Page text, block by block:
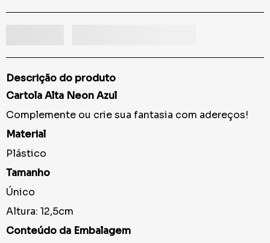
Descrição do produto
Cartola Alta Neon Azul
Complemente ou crie sua fantasia com adereços!
Material
Plástico
Tamanho
Único
Altura: 12,5cm
Conteúdo da Embalagem